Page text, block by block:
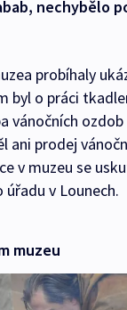
nechybělo
probíhaly
byl o práci
vánočních ozdob
ani prodej
v muzeu se
v Lounech.
muzeu